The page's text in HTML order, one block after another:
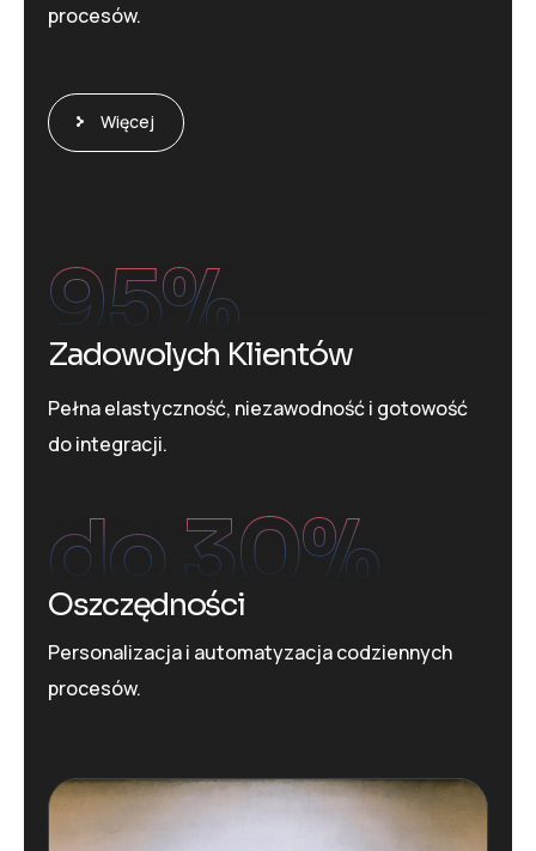
procesów.
Więcej
95%
Zadowolych Klientów
Pełna elastyczność, niezawodność i gotowość
do integracji.
do 30%
Oszczędności
Personalizacja i automatyzacja codziennych
procesów.